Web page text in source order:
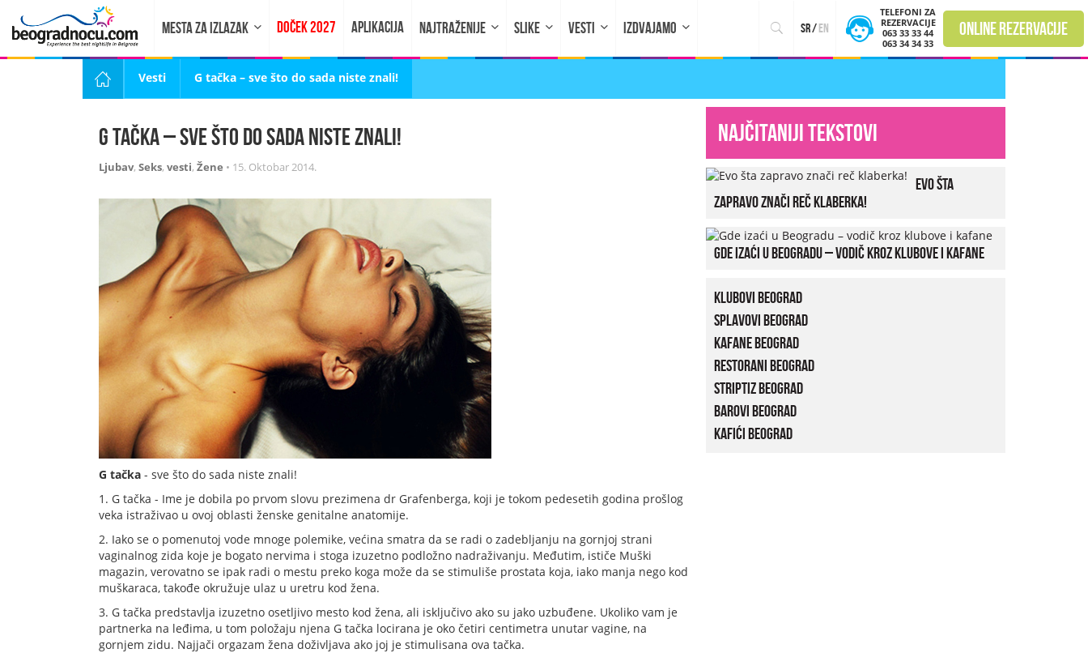
MESTA ZA IZLAZAK DOČEK 2027 APLIKACIJA NAJTRAŽENIJE SLIKE VESTI IZDVAJAMO sr/en
TELEFONI ZA
REZERVACIJE
063 33 33 44
063 34 34 33
online rezervacije
Vesti G tačka – sve što do sada niste znali!
G tačka – sve što do sada niste znali!
Ljubav, Seks, vesti, Žene • 15. Oktobar 2014.
G tačka - sve što do sada niste znali!
1. G tačka - Ime je dobila po prvom slovu prezimena dr Grafenberga, koji je tokom pedesetih godina prošlog
veka istraživao u ovoj oblasti ženske genitalne anatomije.
2. Iako se o pomenutoj vode mnoge polemike, većina smatra da se radi o zadebljanju na gornjoj strani
vaginalnog zida koje je bogato nervima i stoga izuzetno podložno nadraživanju. Međutim, ističe Muški
magazin, verovatno se ipak radi o mestu preko koga može da se stimuliše prostata koja, iako manja nego kod
muškaraca, takođe okružuje ulaz u uretru kod žena.
3. G tačka predstavlja izuzetno osetljivo mesto kod žena, ali isključivo ako su jako uzbuđene. Ukoliko vam je
partnerka na leđima, u tom položaju njena G tačka locirana je oko četiri centimetra unutar vagine, na
gornjem zidu. Najjači orgazam žena doživljava ako joj je stimulisana ova tačka.
Najčitaniji tekstovi
Evo šta
zapravo znači reč klaberka!
Gde izaći u Beogradu – vodič kroz klubove i kafane
Klubovi Beograd
Splavovi Beograd
Kafane Beograd
Restorani Beograd
Striptiz Beograd
Barovi Beograd
Kafići Beograd